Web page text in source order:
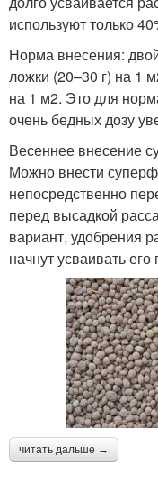
используют только
Норма внесения:
ложки (20–30 г) на 1
на 1 м2. Это для
очень бедных дозу
Весеннее внесение
Можно внести
непосредственно
перед высадкой
вариант, удобрения
начнут усваивать
читать дальше →